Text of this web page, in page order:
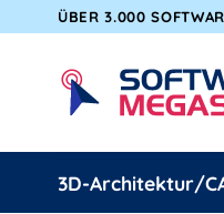
springen
ÜBER 3.000
3D-Architektur/